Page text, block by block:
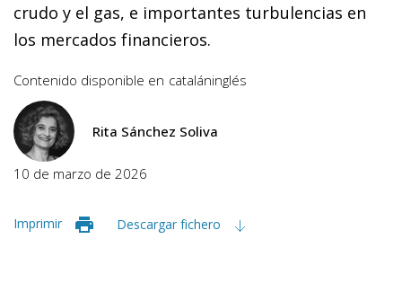
crudo y el gas, e importantes turbulencias en
los mercados financieros.
Contenido disponible en cataláninglés
Rita Sánchez Soliva
10 de marzo de 2026
Imprimir Descargar fichero